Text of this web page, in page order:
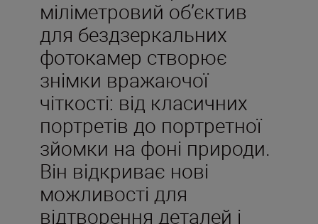
міліметровий об’єктив
для бездзеркальних
фотокамер створює
знімки вражаючої
чіткості: від класичних
портретів до портретної
зйомки на фоні природи.
Він відкриває нові
можливості для
відтворення деталей і